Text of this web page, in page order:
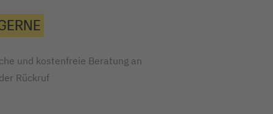
und kostenfreie Beratung an
Rückruf